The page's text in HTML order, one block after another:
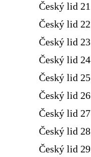
Český lid 21
Český lid 22
Český lid 23
Český lid 24
Český lid 25
Český lid 26
Český lid 27
Český lid 28
Český lid 29